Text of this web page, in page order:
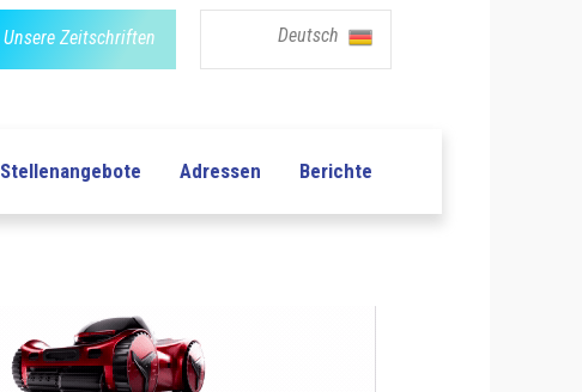
Unsere Zeitschriften Deutsch
Stellenangebote Adressen Berichte